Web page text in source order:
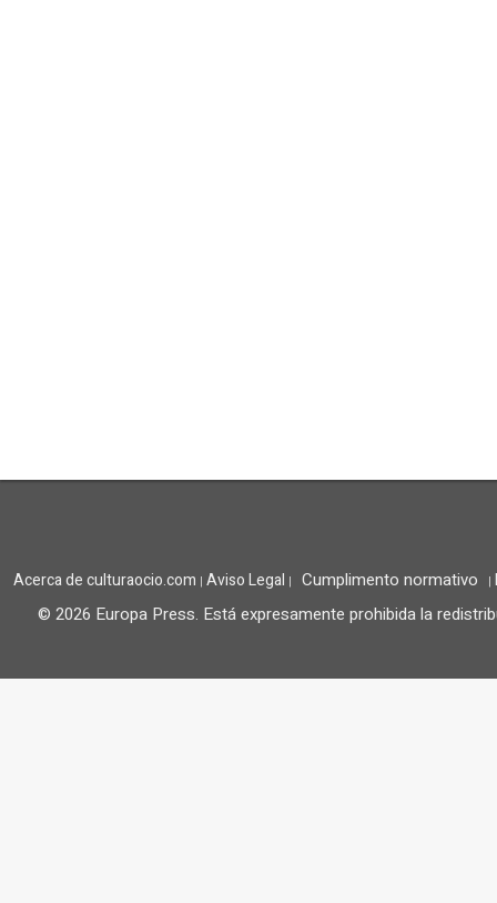
Acerca de culturaocio.com | Aviso Legal | Cumplimento normativo |
© 2026 Europa Press. Está expresamente prohibida la